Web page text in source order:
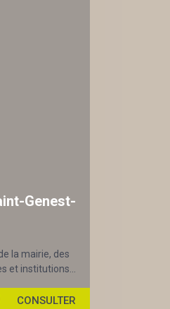
Genest-
la mairie, des
et institutions...